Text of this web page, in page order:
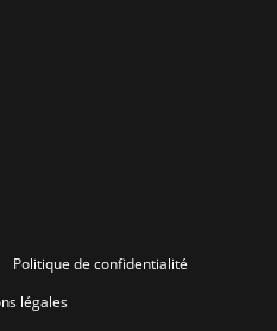
Politique de confidentialité
légales